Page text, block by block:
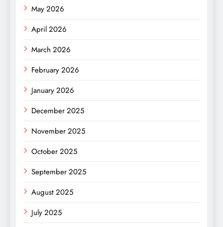
May 2026
April 2026
March 2026
February 2026
January 2026
December 2025
November 2025
October 2025
September 2025
August 2025
July 2025